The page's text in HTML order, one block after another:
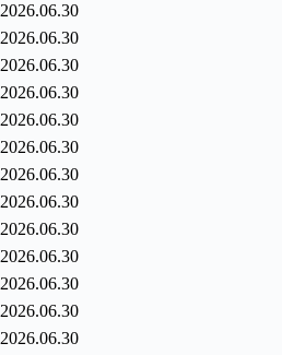
2026.06.30
2026.06.30
2026.06.30
2026.06.30
2026.06.30
2026.06.30
2026.06.30
2026.06.30
2026.06.30
2026.06.30
2026.06.30
2026.06.30
2026.06.30